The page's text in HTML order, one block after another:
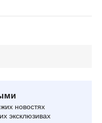
новостях
эксклюзивах